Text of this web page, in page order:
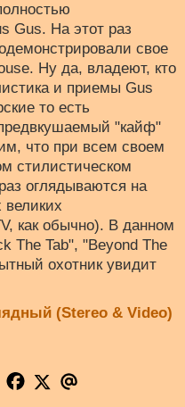
Gus. На этот раз
свое
Ну да, владеют, кто
и приемы Gus
то есть
"кайф"
что при всем своем
стилистическом
оглядываются на
как обычно). В данном
The Tab", "Beyond The
охотник увидит
(Stereo & Video)